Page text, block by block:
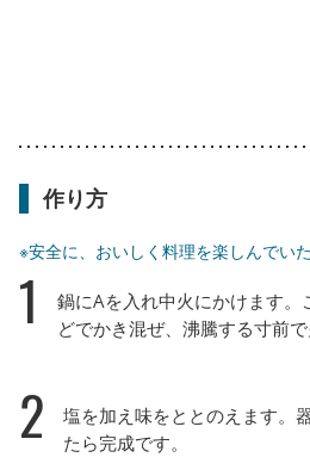
作り方
※安全に、おいしく料理を楽しんでい
1
鍋にAを入れ中火にかけます。
どでかき混ぜ、沸騰する寸前で
2
塩を加え味をととのえます。
たら完成です。